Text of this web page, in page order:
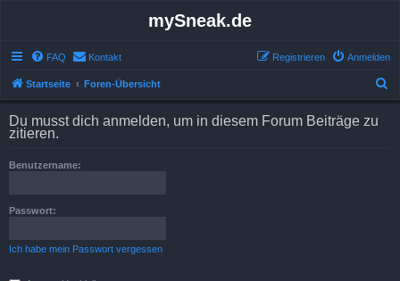
mySneak.de
FAQ Kontakt Anmelden
Registrieren
Startseite Foren-Übersicht
Du musst dich anmelden, um in diesem Forum Beiträge zu
zitieren.
Benutzername:
Passwort:
Ich habe mein Passwort vergessen